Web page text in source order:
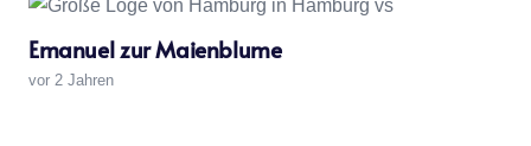
Emanuel zur Maienblume
vor 2 Jahren